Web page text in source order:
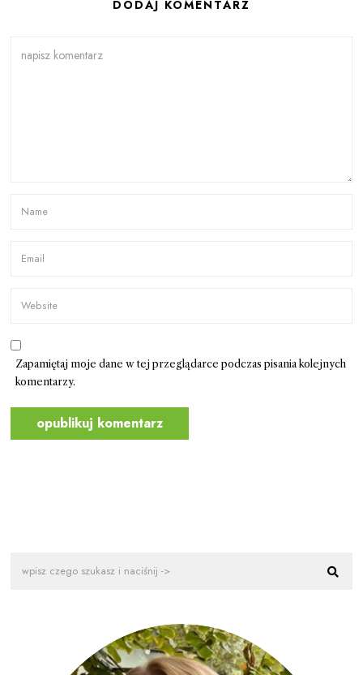
DODAJ KOMENTARZ
Zapamiętaj moje dane w tej przeglądarce podczas pisania kolejnych
komentarzy.